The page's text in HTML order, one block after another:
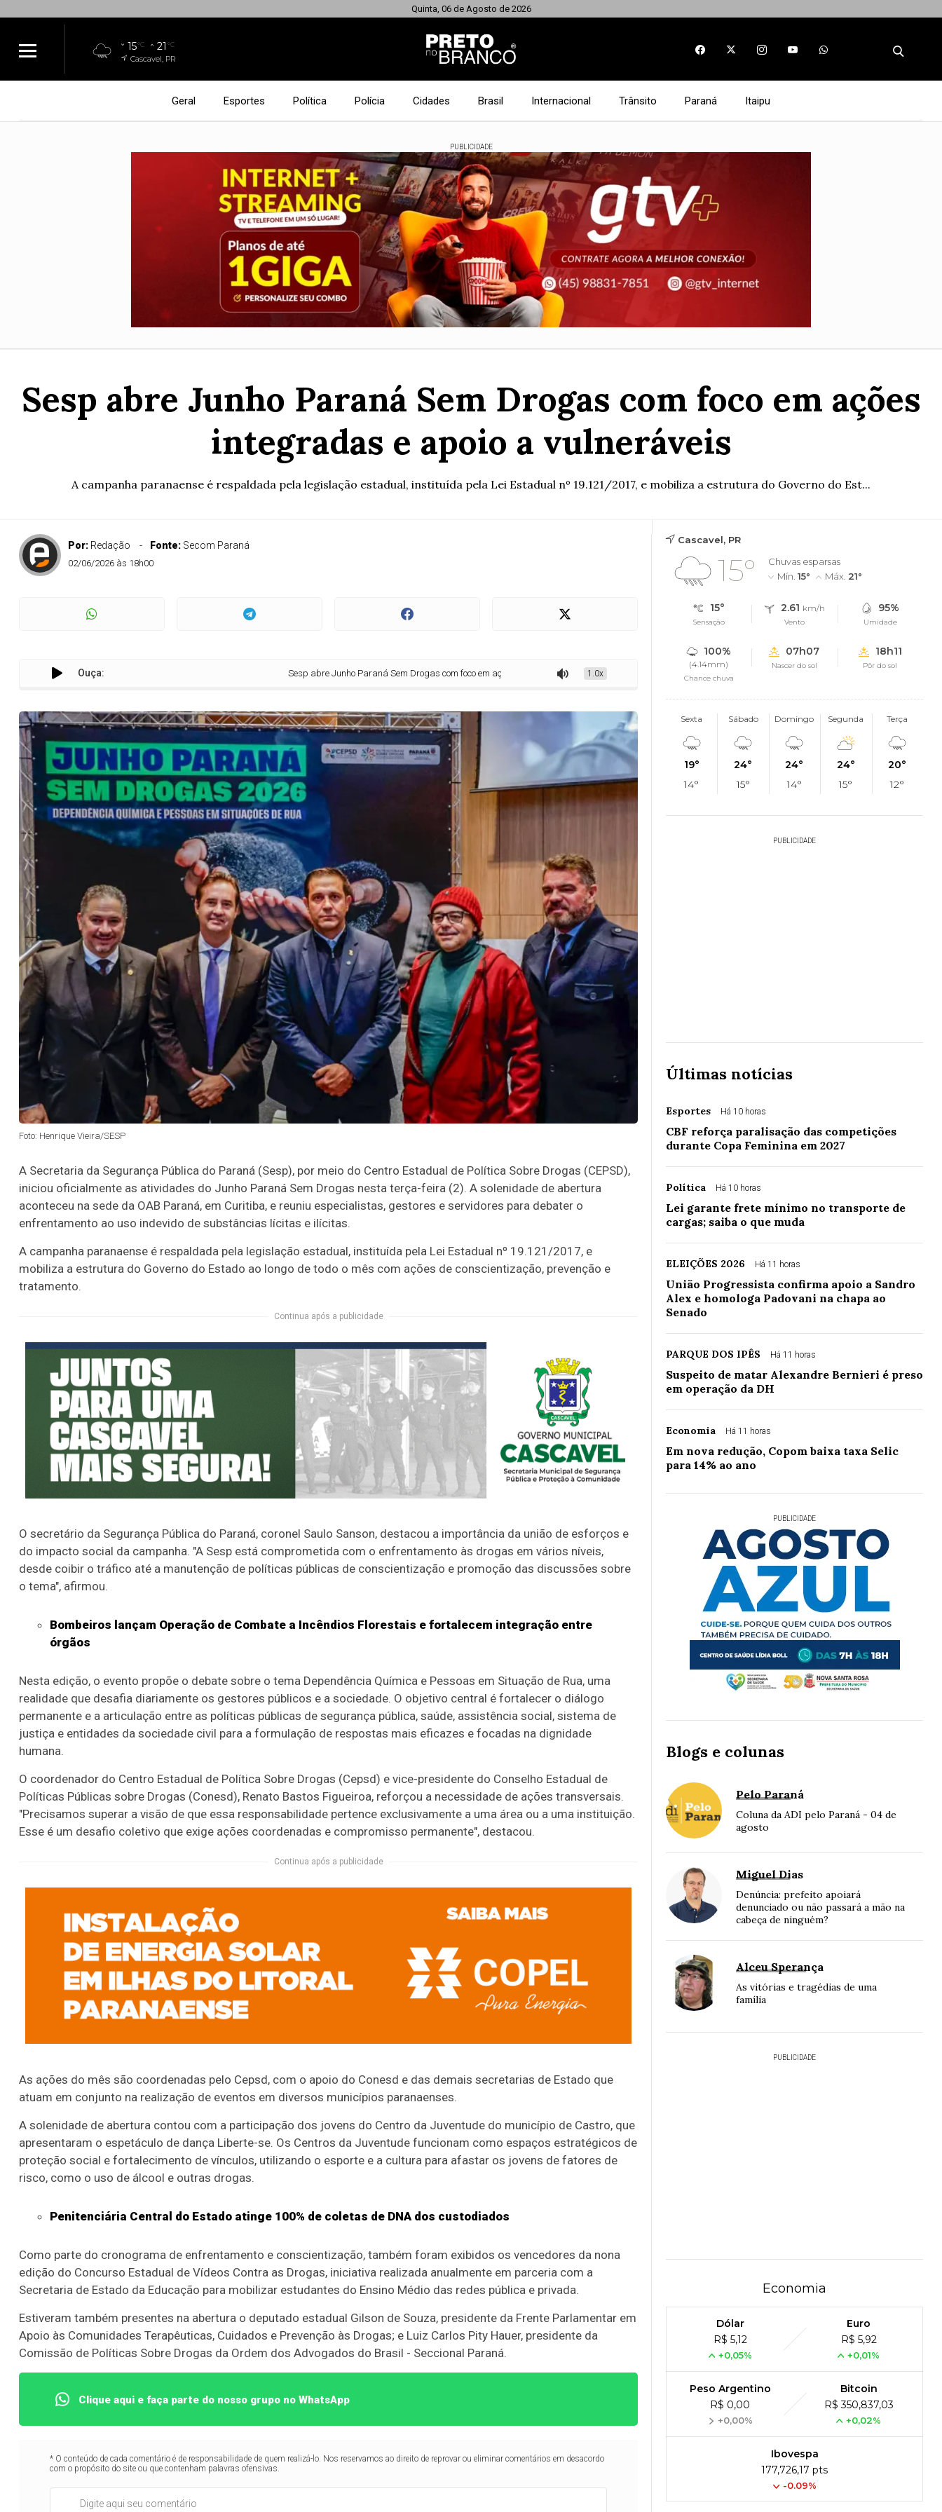
Quinta, 06 de Agosto de 2026
15°C 21 °C
Cascavel, PR
Geral Esportes Política Polícia Cidades Brasil Internacional Trânsito Paraná Itaipu
PUBLICIDADE
Sesp abre Junho Paraná Sem Drogas com foco em ações
integradas e apoio a vulneráveis
A campanha paranaense é respaldada pela legislação estadual, instituída pela Lei Estadual nº 19.121/2017, e mobiliza a estrutura do Governo do Est...
Por: Redação Fonte: Secom Paraná
02/06/2026 às 18h00
Ouça: Sesp abre Junho Paraná Sem Drogas com foco em ações integradas e apoio a vulneráveis
1.0x
Foto: Henrique Vieira/SESP
A Secretaria da Segurança Pública do Paraná (Sesp), por meio do Centro Estadual de Política Sobre Drogas (CEPSD),
iniciou oficialmente as atividades do Junho Paraná Sem Drogas nesta terça-feira (2). A solenidade de abertura
aconteceu na sede da OAB Paraná, em Curitiba, e reuniu especialistas, gestores e servidores para debater o
enfrentamento ao uso indevido de substâncias lícitas e ilícitas.
A campanha paranaense é respaldada pela legislação estadual, instituída pela Lei Estadual nº 19.121/2017, e
mobiliza a estrutura do Governo do Estado ao longo de todo o mês com ações de conscientização, prevenção e
tratamento.
Continua após a publicidade
O secretário da Segurança Pública do Paraná, coronel Saulo Sanson, destacou a importância da união de esforços e
do impacto social da campanha. "A Sesp está comprometida com o enfrentamento às drogas em vários níveis,
desde coibir o tráfico até a manutenção de políticas públicas de conscientização e promoção das discussões sobre
o tema", afirmou.
Bombeiros lançam Operação de Combate a Incêndios Florestais e fortalecem integração entre
órgãos
Nesta edição, o evento propõe o debate sobre o tema Dependência Química e Pessoas em Situação de Rua, uma
realidade que desafia diariamente os gestores públicos e a sociedade. O objetivo central é fortalecer o diálogo
permanente e a articulação entre as políticas públicas de segurança pública, saúde, assistência social, sistema de
justiça e entidades da sociedade civil para a formulação de respostas mais eficazes e focadas na dignidade
humana.
O coordenador do Centro Estadual de Política Sobre Drogas (Cepsd) e vice-presidente do Conselho Estadual de
Políticas Públicas sobre Drogas (Conesd), Renato Bastos Figueiroa, reforçou a necessidade de ações transversais.
"Precisamos superar a visão de que essa responsabilidade pertence exclusivamente a uma área ou a uma instituição.
Esse é um desafio coletivo que exige ações coordenadas e compromisso permanente", destacou.
Continua após a publicidade
As ações do mês são coordenadas pelo Cepsd, com o apoio do Conesd e das demais secretarias de Estado que
atuam em conjunto na realização de eventos em diversos municípios paranaenses.
A solenidade de abertura contou com a participação dos jovens do Centro da Juventude do município de Castro, que
apresentaram o espetáculo de dança Liberte-se. Os Centros da Juventude funcionam como espaços estratégicos de
proteção social e fortalecimento de vínculos, utilizando o esporte e a cultura para afastar os jovens de fatores de
risco, como o uso de álcool e outras drogas.
Penitenciária Central do Estado atinge 100% de coletas de DNA dos custodiados
Como parte do cronograma de enfrentamento e conscientização, também foram exibidos os vencedores da nona
edição do Concurso Estadual de Vídeos Contra as Drogas, iniciativa realizada anualmente em parceria com a
Secretaria de Estado da Educação para mobilizar estudantes do Ensino Médio das redes pública e privada.
Estiveram também presentes na abertura o deputado estadual Gilson de Souza, presidente da Frente Parlamentar em
Apoio às Comunidades Terapêuticas, Cuidados e Prevenção às Drogas; e Luiz Carlos Pity Hauer, presidente da
Comissão de Políticas Sobre Drogas da Ordem dos Advogados do Brasil - Seccional Paraná.
Clique aqui e faça parte do nosso grupo no WhatsApp
* O conteúdo de cada comentário é de responsabilidade de quem realizá-lo. Nos reservamos ao direito de reprovar ou eliminar comentários em desacordo
com o propósito do site ou que contenham palavras ofensivas.
Cascavel, PR
15°
Chuvas esparsas
Mín. 15° Máx. 21°
15°
Sensação
2.61 km/h
Vento
95%
Umidade
100%
(4.14mm)
Chance chuva
07h07
Nascer do sol
18h11
Pôr do sol
Sexta
19°
14°
Sábado
24°
15°
Domingo
24°
14°
Segunda
24°
15°
Terça
20°
12°
PUBLICIDADE
Últimas notícias
Esportes Há 10 horas
CBF reforça paralisação das competições
durante Copa Feminina em 2027
Política Há 10 horas
Lei garante frete mínimo no transporte de
cargas; saiba o que muda
ELEIÇÕES 2026 Há 11 horas
União Progressista confirma apoio a Sandro
Alex e homologa Padovani na chapa ao
Senado
PARQUE DOS IPÊS Há 11 horas
Suspeito de matar Alexandre Bernieri é preso
em operação da DH
Economia Há 11 horas
Em nova redução, Copom baixa taxa Selic
para 14% ao ano
PUBLICIDADE
Blogs e colunas
Pelo Paraná
Coluna da ADI pelo Paraná - 04 de
agosto
Miguel Dias
Denúncia: prefeito apoiará
denunciado ou não passará a mão na
cabeça de ninguém?
Alceu Sperança
As vitórias e tragédias de uma
família
PUBLICIDADE
Economia
Dólar
R$ 5,12
+0,05%
Euro
R$ 5,92
+0,01%
Peso Argentino
R$ 0,00
+0,00%
Bitcoin
R$ 350,837,03
+0,02%
Ibovespa
177,726,17 pts
-0.09%